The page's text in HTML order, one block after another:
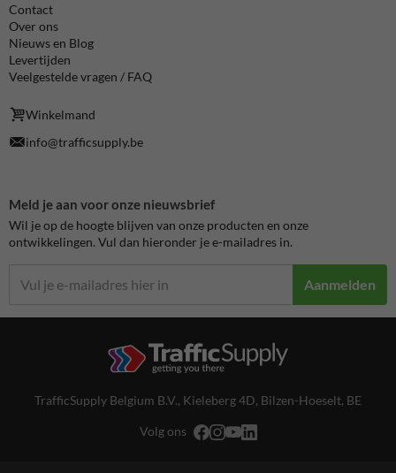
Contact
Over ons
Nieuws en Blog
Levertijden
Veelgestelde vragen / FAQ
Winkelmand
info@trafficsupply.be
Meld je aan voor onze nieuwsbrief
Wil je op de hoogte blijven van onze producten en onze
ontwikkelingen. Vul dan hieronder je e-mailadres in.
Aanmelden
TrafficSupply Belgium B.V., Kieleberg 4D, Bilzen-Hoeselt, BE
Volg ons